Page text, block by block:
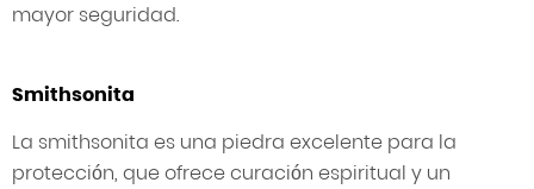
mayor seguridad.
Smithsonita
La smithsonita es una piedra excelente para la
protección, que ofrece curación espiritual y un